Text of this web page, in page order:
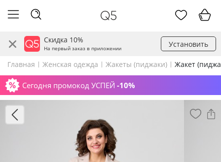
Скидка 10%
На первый заказ в приложении Установить
Главная Женская одежда Жакеты (пиджаки) Жакет
Сегодня промокод УСПЕЙ -10%